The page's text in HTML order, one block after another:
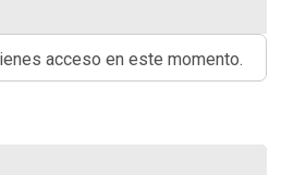
acceso en este momento.